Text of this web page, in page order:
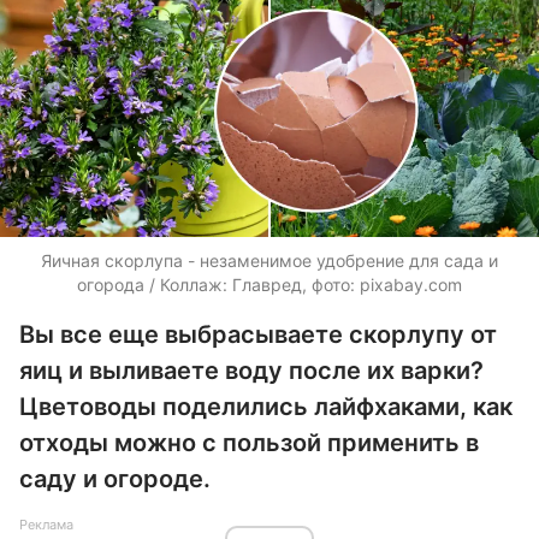
Яичная скорлупа - незаменимое удобрение для сада и
огорода / Коллаж: Главред, фото: pixabay.com
Вы все еще выбрасываете скорлупу от
яиц и выливаете воду после их варки?
Цветоводы поделились лайфхаками, как
отходы можно с пользой применить в
саду и огороде.
Реклама